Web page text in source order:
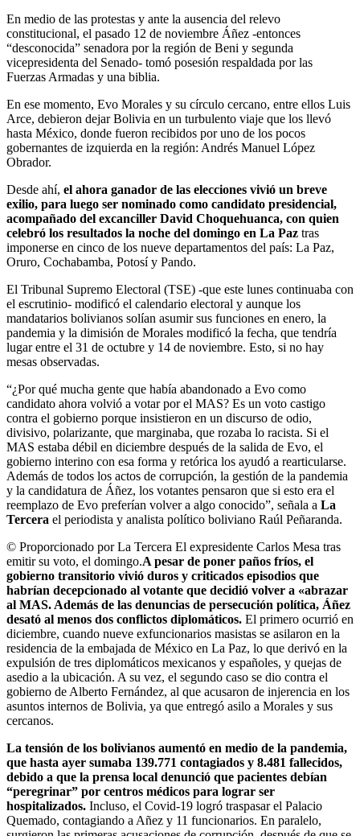
En medio de las protestas y ante la ausencia del relevo
constitucional, el pasado 12 de noviembre Áñez -entonces
“desconocida” senadora por la región de Beni y segunda
vicepresidenta del Senado- tomó posesión respaldada por las
Fuerzas Armadas y una biblia.
En ese momento, Evo Morales y su círculo cercano, entre ellos Luis
Arce, debieron dejar Bolivia en un turbulento viaje que los llevó
hasta México, donde fueron recibidos por uno de los pocos
gobernantes de izquierda en la región: Andrés Manuel López
Obrador.
Desde ahí, el ahora ganador de las elecciones vivió un breve
exilio, para luego ser nominado como candidato presidencial,
acompañado del excanciller David Choquehuanca, con quien
celebró los resultados la noche del domingo en La Paz tras
imponerse en cinco de los nueve departamentos del país: La Paz,
Oruro, Cochabamba, Potosí y Pando.
El Tribunal Supremo Electoral (TSE) -que este lunes continuaba con
el escrutinio- modificó el calendario electoral y aunque los
mandatarios bolivianos solían asumir sus funciones en enero, la
pandemia y la dimisión de Morales modificó la fecha, que tendría
lugar entre el 31 de octubre y 14 de noviembre. Esto, si no hay
mesas observadas.
“¿Por qué mucha gente que había abandonado a Evo como
candidato ahora volvió a votar por el MAS? Es un voto castigo
contra el gobierno porque insistieron en un discurso de odio,
divisivo, polarizante, que marginaba, que rozaba lo racista. Si el
MAS estaba débil en diciembre después de la salida de Evo, el
gobierno interino con esa forma y retórica los ayudó a rearticularse.
Además de todos los actos de corrupción, la gestión de la pandemia
y la candidatura de Áñez, los votantes pensaron que si esto era el
reemplazo de Evo preferían volver a algo conocido”, señala a La
Tercera el periodista y analista político boliviano Raúl Peñaranda.
© Proporcionado por La Tercera El expresidente Carlos Mesa tras
emitir su voto, el domingo.A pesar de poner paños fríos, el
gobierno transitorio vivió duros y criticados episodios que
habrían decepcionado al votante que decidió volver a «abrazar
al MAS. Además de las denuncias de persecución política, Áñez
desató al menos dos conflictos diplomáticos. El primero ocurrió en
diciembre, cuando nueve exfuncionarios masistas se asilaron en la
residencia de la embajada de México en La Paz, lo que derivó en la
expulsión de tres diplomáticos mexicanos y españoles, y quejas de
asedio a la ubicación. A su vez, el segundo caso se dio contra el
gobierno de Alberto Fernández, al que acusaron de injerencia en los
asuntos internos de Bolivia, ya que entregó asilo a Morales y sus
cercanos.
La tensión de los bolivianos aumentó en medio de la pandemia,
que hasta ayer sumaba 139.771 contagiados y 8.481 fallecidos,
debido a que la prensa local denunció que pacientes debían
“peregrinar” por centros médicos para lograr ser
hospitalizados. Incluso, el Covid-19 logró traspasar el Palacio
Quemado, contagiando a Añez y 11 funcionarios. En paralelo,